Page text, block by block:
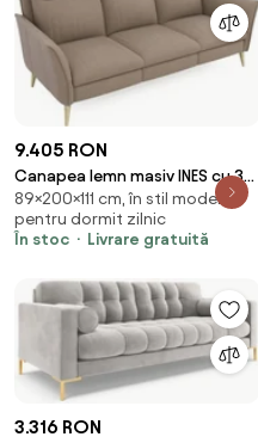
9.405 RON
Canapea lemn masiv INES cu 3
locuri și 2 reclinere, 200 × 111 × 89
cm
89×200×111 cm, în stil modern,
pentru dormit zilnic
În stoc
Livrare gratuită
3.316 RON